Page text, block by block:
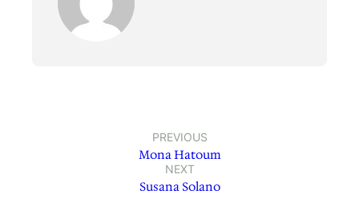
PREVIOUS
Mona Hatoum
NEXT
Susana Solano